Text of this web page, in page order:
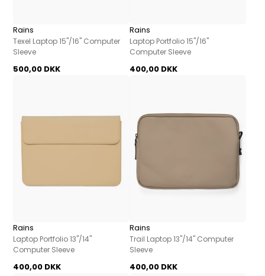
Rains
Texel Laptop 15"/16" Computer
Sleeve
500,00 DKK
Rains
Laptop Portfolio 15"/16"
Computer Sleeve
400,00 DKK
Rains
Laptop Portfolio 13"/14"
Computer Sleeve
400,00 DKK
Rains
Trail Laptop 13"/14" Computer
Sleeve
400,00 DKK